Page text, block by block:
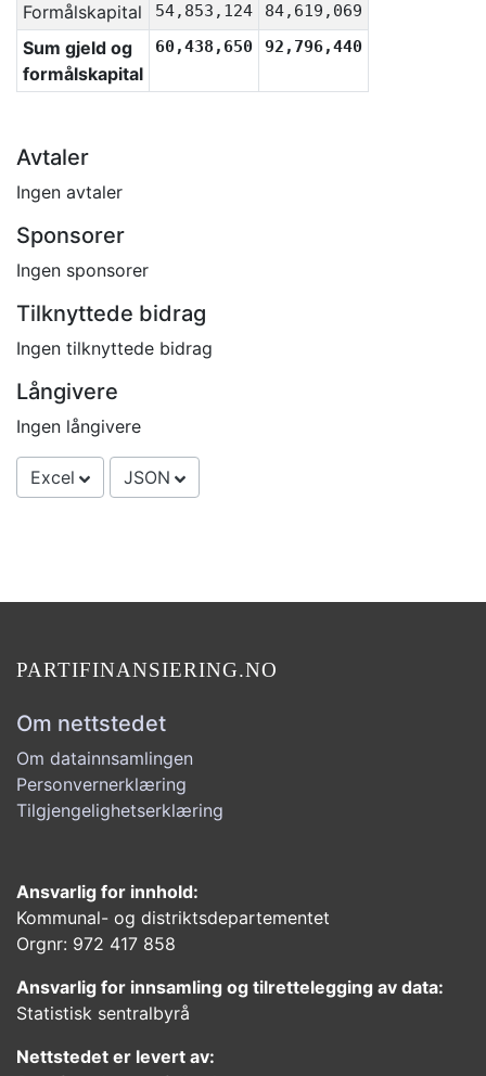
Formålskapital 54,853,124 84,619,069
Sum gjeld og
formålskapital
60,438,650 92,796,440
Avtaler
Ingen avtaler
Sponsorer
Ingen sponsorer
Tilknyttede bidrag
Ingen tilknyttede bidrag
Långivere
Ingen långivere
Excel JSON
PARTIFINANSIERING.NO
Om nettstedet
Om datainnsamlingen
Personvernerklæring
Tilgjengelighetserklæring
Ansvarlig for innhold:
Kommunal- og distriktsdepartementet
Orgnr: 972 417 858
Ansvarlig for innsamling og tilrettelegging av data:
Statistisk sentralbyrå
Nettstedet er levert av: